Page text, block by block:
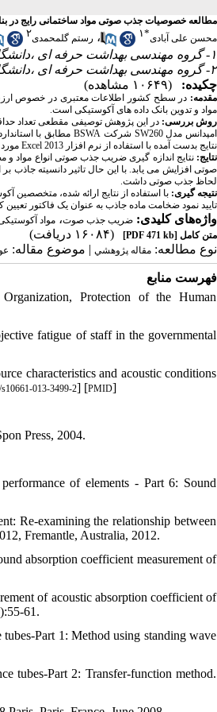
مطالعه خصوصیات جذب صوتی مواد ساختمانی رایج در
محسن علی آبادی*۱ ، رستم گلمحمدی۲
۱- گروه مهندسی بهداشت حرفه ای ،دانشگاه علوم پزشکی همدان ،
۲- گروه مهندسی بهداشت حرفه ای ،دانشگاه علوم پزشکی همدان
چکیده:
(۱۰۶۴۹ مشاهده)
مقدمه: در سطح کشور اطلاعات معتبری در خصوص
مواد و تدوین بانک داده های آکوستیکی است.
روش بررسی:
امپدانس مدلSW260 شرکت BSWA مطابق با
نتایج بدست آمده با استفاده از نرم افزار Excel 2013
نتایج:نتایج اندازه گیری ضریب جذب صوتی انواع مواد و
صوتی افزایش می یابد. با این حال تاثیر دانسیته جاذب
لحاظ جذب صوتی داشت.
نتیجه گیری:با استفاده از نتایج ارائه شده، متخصصین
تایید نمود ضخامت ماده جاذب به عنوان یک فاکتور
واژه‌های کلیدی: ضریب جذب صوت، مواد
متن کامل [PDF 471 kb]
(۱۶۰۸۴ دریافت)
نوع مطالعه: مقاله پژوهشي | موضوع مقاله:
فهرست منابع
Protection of the Human
fatigue of staff in the governmental
characteristics and acoustic conditions
013-3499-2] [PMID]
Press, 2004.
of elements - Part 6: Sound
Re-examining the relationship between
Fremantle, Australia, 2012.
absorption coefficient measurement of
of acoustic absorption coefficient of
61.
Part 1: Method using standing wave
tubes-Part 2: Transfer-function method.